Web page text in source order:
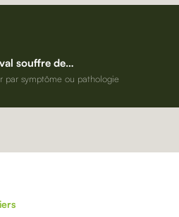
souffre de…
par symptôme ou pathologie